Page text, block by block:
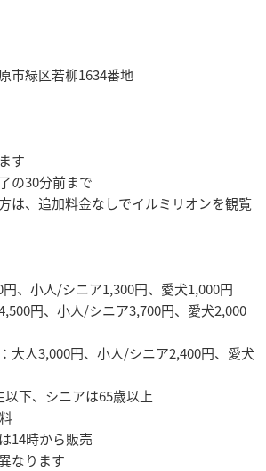
市緑区若柳1634番地
す
の30分前まで
は、追加料金なしでイルミリオンを観覧
円、小人/シニア1,300円、愛犬1,000円
円、小人/シニア3,700円、愛犬2,000
大人3,000円、小人/シニア2,400円、愛犬
下、シニアは65歳以上
14時から販売
なります